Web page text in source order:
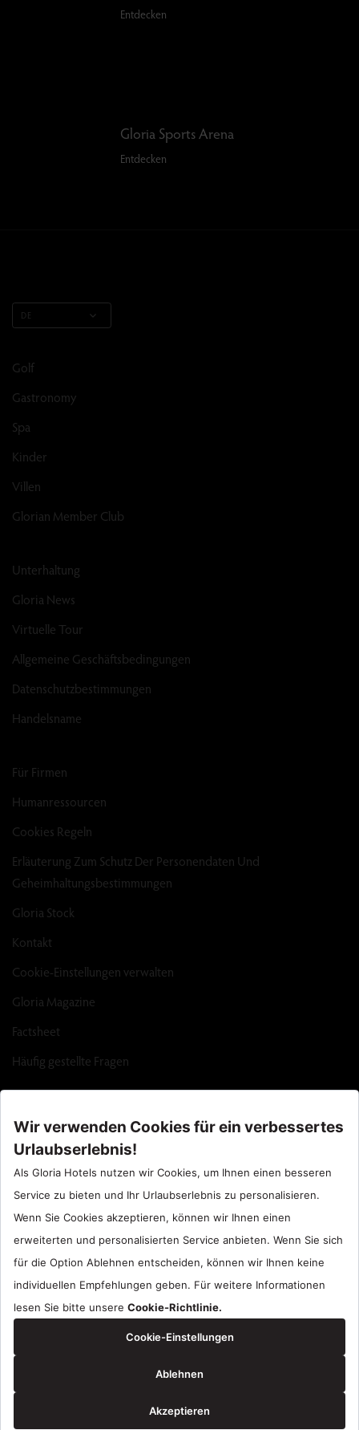
Reservierung
Entdecken
Gloria Sports Arena
Entdecken
DE
Golf
Gastronomy
Spa
Kinder
Villen
Glorian Member Club
Unterhaltung
Gloria News
Virtuelle Tour
Allgemeine Geschäftsbedingungen
Datenschutzbestimmungen
Handelsname
Für Firmen
Humanressourcen
Cookies Regeln
Erläuterung Zum Schutz Der Personendaten Und
Geheimhaltungsbestimmungen
Gloria Stock
Kontakt
Cookie-Einstellungen verwalten
Gloria Magazine
Factsheet
Häufig gestellte Fragen
Call Center : 90 242 710 06 00
Hotel Santral : 90534 461 97 97
Gloria Hotels & Resorts sind eine Marke